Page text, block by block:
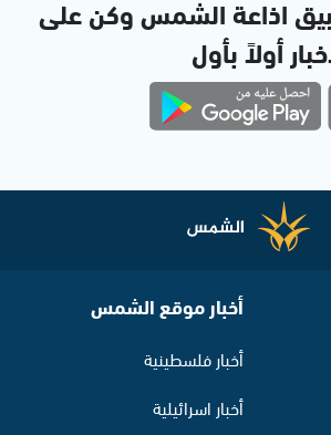
اذاعة الشمس وكن على
أولاً بأول
أخبار موقع الشمس
أخبار فلسطينية
أخبار اسرائيلية